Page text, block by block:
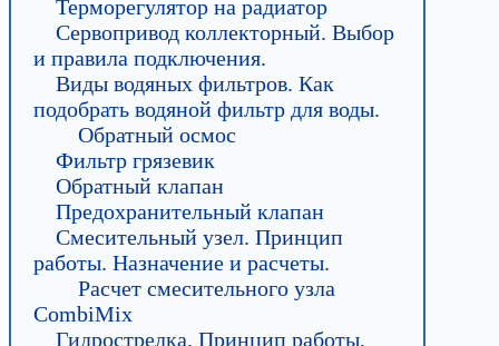
Терморегулятор на радиатор
Сервопривод коллекторный. Выбор
и правила подключения.
Виды водяных фильтров. Как
подобрать водяной фильтр для воды.
Обратный осмос
Фильтр грязевик
Обратный клапан
Предохранительный клапан
Смесительный узел. Принцип
работы. Назначение и расчеты.
Расчет смесительного узла
CombiMix
Гидрострелка. Принцип работы,